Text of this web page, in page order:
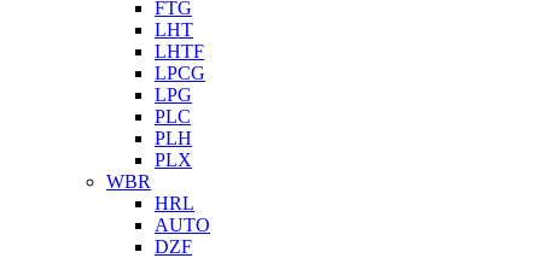
FTG
LHT
LHTF
LPCG
LPG
PLC
PLH
PLX
WBR
HRL
AUTO
DZF